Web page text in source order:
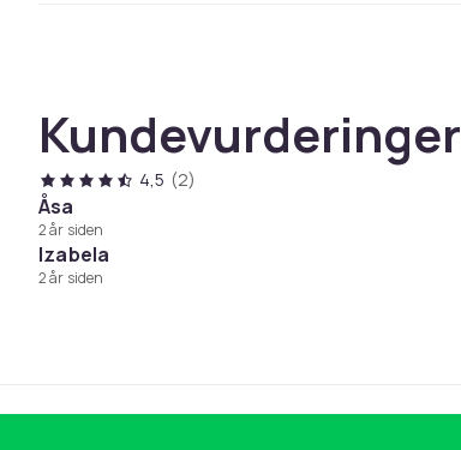
Kundevurderinger
4,5 (2)
Åsa
2 år siden
Izabela
2 år siden